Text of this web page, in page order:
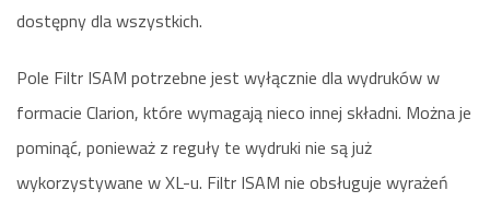
dostępny dla wszystkich.
Pole Filtr ISAM potrzebne jest wyłącznie dla wydruków w
formacie Clarion, które wymagają nieco innej składni. Można je
pominąć, ponieważ z reguły te wydruki nie są już
wykorzystywane w XL-u. Filtr ISAM nie obsługuje wyrażeń